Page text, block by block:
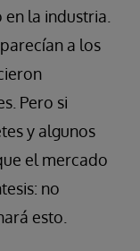
la industria.
a los
Pero si
y algunos
el mercado
no
esto.